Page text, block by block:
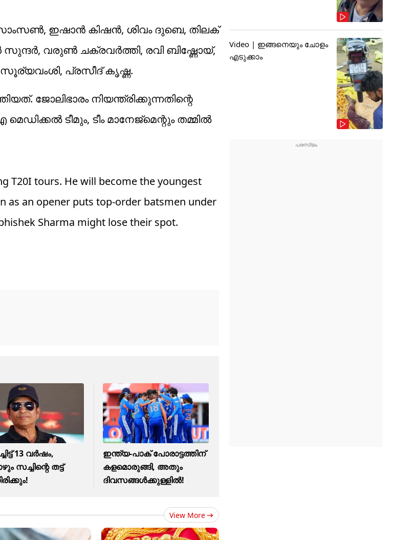
ഇഷാൻ കിഷൻ, ശിവം ദുബെ, തിലക്
സുന്ദർ, വരുൺ ചക്രവർത്തി, രവി ബിഷ്ണോയ്,
പ്രസീദ് കൃഷ്ണ.
ജോലിഭാരം നിയന്ത്രിക്കുന്നതിന്റെ
ടീമും, ടീം മാനേജ്‌മെന്റും തമ്മില്‍
T20I tours. He will become the youngest
as an opener puts top-order batsmen under
Sharma might lose their spot.
13 വര്‍ഷം,
സച്ചിന്റെ തട്ട്
ഇന്ത്യ-പാക് പോരാട്ടത്തിന്
കളമൊരുങ്ങി, അതും
ദിവസങ്ങള്‍ക്കുള്ളില്‍!
View More
Video | ഇങ്ങനെയും ചോളം
എടുക്കാം